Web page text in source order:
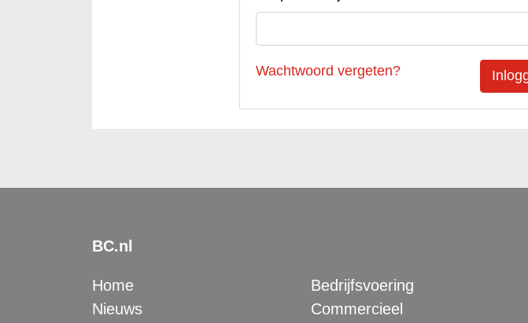
Wachtwoord vergeten?
BC.nl
Home
Nieuws
Bedrijfsvoering
Commercieel